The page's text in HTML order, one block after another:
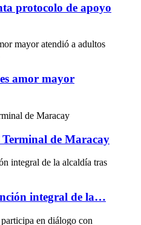
protocolo de apoyo
amor mayor
Terminal de Maracay
integral de la…